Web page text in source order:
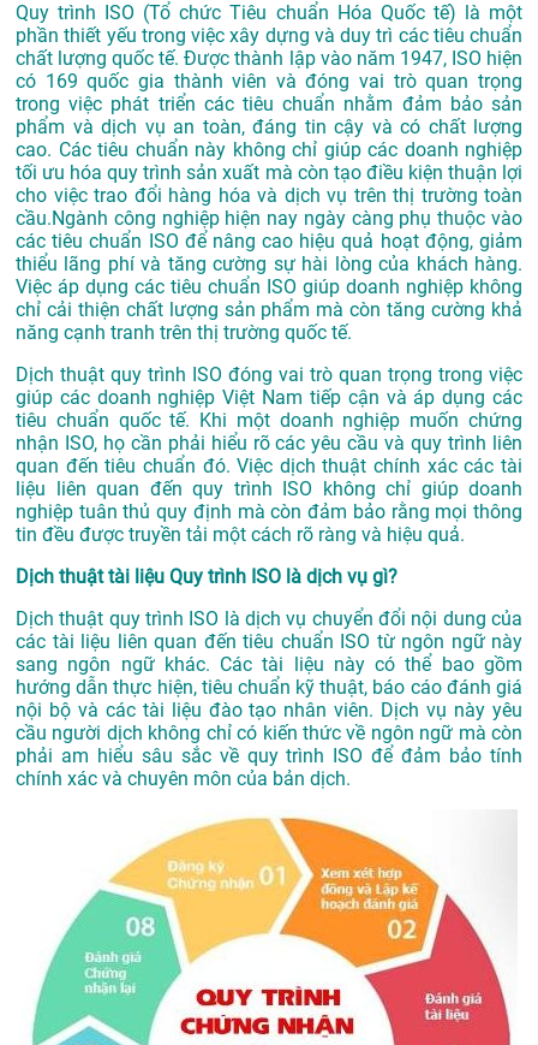
Quy trình ISO (Tổ chức Tiêu chuẩn Hóa Quốc tế) là một
phần thiết yếu trong việc xây dựng và duy trì các tiêu chuẩn
chất lượng quốc tế. Được thành lập vào năm 1947, ISO hiện
có 169 quốc gia thành viên và đóng vai trò quan trọng
trong việc phát triển các tiêu chuẩn nhằm đảm bảo sản
phẩm và dịch vụ an toàn, đáng tin cậy và có chất lượng
cao. Các tiêu chuẩn này không chỉ giúp các doanh nghiệp
tối ưu hóa quy trình sản xuất mà còn tạo điều kiện thuận lợi
cho việc trao đổi hàng hóa và dịch vụ trên thị trường toàn
cầu.Ngành công nghiệp hiện nay ngày càng phụ thuộc vào
các tiêu chuẩn ISO để nâng cao hiệu quả hoạt động, giảm
thiểu lãng phí và tăng cường sự hài lòng của khách hàng.
Việc áp dụng các tiêu chuẩn ISO giúp doanh nghiệp không
chỉ cải thiện chất lượng sản phẩm mà còn tăng cường khả
năng cạnh tranh trên thị trường quốc tế.
Dịch thuật quy trình ISO đóng vai trò quan trọng trong việc
giúp các doanh nghiệp Việt Nam tiếp cận và áp dụng các
tiêu chuẩn quốc tế. Khi một doanh nghiệp muốn chứng
nhận ISO, họ cần phải hiểu rõ các yêu cầu và quy trình liên
quan đến tiêu chuẩn đó. Việc dịch thuật chính xác các tài
liệu liên quan đến quy trình ISO không chỉ giúp doanh
nghiệp tuân thủ quy định mà còn đảm bảo rằng mọi thông
tin đều được truyền tải một cách rõ ràng và hiệu quả.
Dịch thuật tài liệu Quy trình ISO là dịch vụ gì?
Dịch thuật quy trình ISO là dịch vụ chuyển đổi nội dung của
các tài liệu liên quan đến tiêu chuẩn ISO từ ngôn ngữ này
sang ngôn ngữ khác. Các tài liệu này có thể bao gồm
hướng dẫn thực hiện, tiêu chuẩn kỹ thuật, báo cáo đánh giá
nội bộ và các tài liệu đào tạo nhân viên. Dịch vụ này yêu
cầu người dịch không chỉ có kiến thức về ngôn ngữ mà còn
phải am hiểu sâu sắc về quy trình ISO để đảm bảo tính
chính xác và chuyên môn của bản dịch.